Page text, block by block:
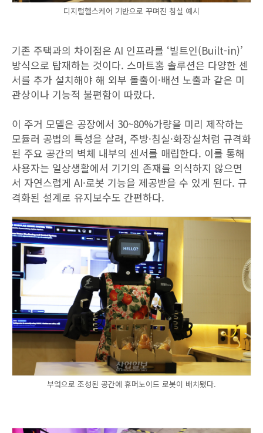
디지털헬스케어 기반으로 꾸며진 침실 예시
기존 주택과의 차이점은 AI 인프라를 ‘빌트인(Built-in)’
방식으로 탑재하는 것이다. 스마트홈 솔루션은 다양한 센
서를 추가 설치해야 해 외부 돌출이·배선 노출과 같은 미
관상이나 기능적 불편함이 따랐다.
이 주거 모델은 공장에서 30~80%가량을 미리 제작하는
모듈러 공법의 특성을 살려, 주방·침실·화장실처럼 규격화
된 주요 공간의 벽체 내부의 센서를 매립한다. 이를 통해
사용자는 일상생활에서 기기의 존재를 의식하지 않으면
서 자연스럽게 AI·로봇 기능을 제공받을 수 있게 된다. 규
격화된 설계로 유지보수도 간편하다.
부엌으로 조성된 공간에 휴머노이드 로봇이 배치됐다.